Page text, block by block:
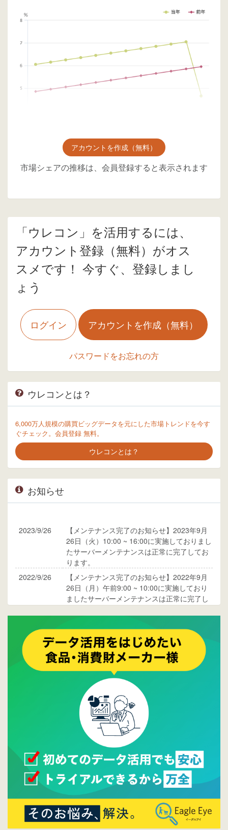
アカウントを作成（無料）
市場シェアの推移は、会員登録すると表示されます
「ウレコン」を活用するには、
アカウント登録（無料）がオス
スメです！ 今すぐ、登録しまし
ょう
ログイン アカウントを作成（無料）
パスワードをお忘れの方
ウレコンとは？
6,000万人規模の購買ビッグデータを元にした市場トレンドを今す
ぐチェック。会員登録 無料。
ウレコンとは？
お知らせ
2023/9/26
【メンテナンス完了のお知らせ】2023年9月
26日（火）10:00 ~ 16:00に実施しておりまし
たサーバーメンテナンスは正常に完了してお
ります。
2022/9/26
【メンテナンス完了のお知らせ】2022年9月
26日（月）午前9:00 ~ 10:00に実施しており
ましたサーバーメンテナンスは正常に完了し
ご覧ください。
2015/10/19
ウレコンのサイト機能を大幅バージョンアッ
プ。詳細はこちら。⇒告知ページへ
2015/09/28
ウレコンが機能拡充し、サイトリニューアル
しました。⇒
ウレコンFacebook
Facebookページを開設しました。詳細は
ら。
ウレコンサイトリリースしました。